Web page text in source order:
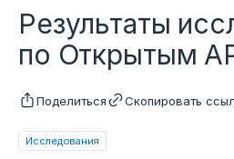
Контакты
Документы
Исследования
Результаты
по Открытым
Поделиться Скопировать